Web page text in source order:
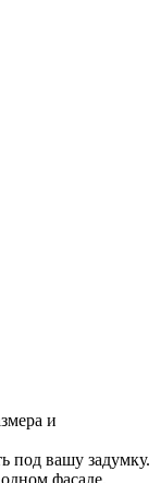
и
под вашу задумку.
фасаде.